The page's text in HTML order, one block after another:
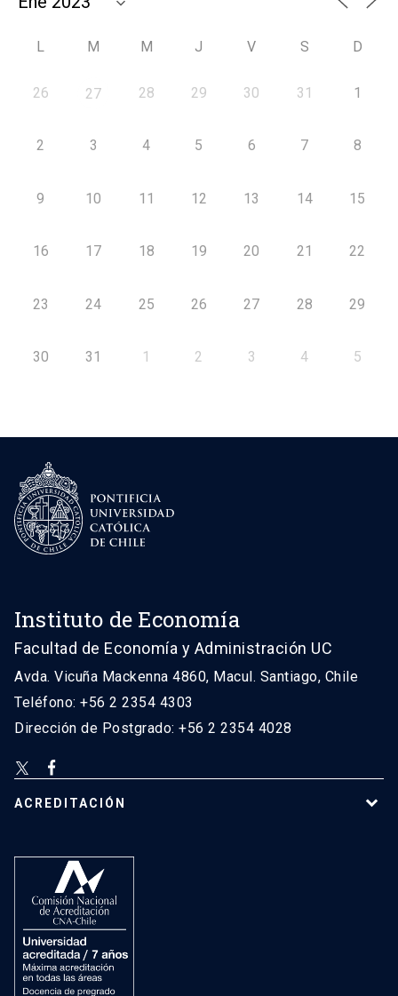
L M M J V S D
26 27 28 29 30 31 1
2 3 4 5 6 7 8
9 10 11 12 13 14 15
16 17 18 19 20 21 22
23 24 25 26 27 28 29
30 31 1 2 3 4 5
Instituto de Economía
Facultad de Economía y Administración UC
Avda. Vicuña Mackenna 4860, Macul. Santiago, Chile
Teléfono: +56 2 2354 4303
Dirección de Postgrado: +56 2 2354 4028
ACREDITACIÓN